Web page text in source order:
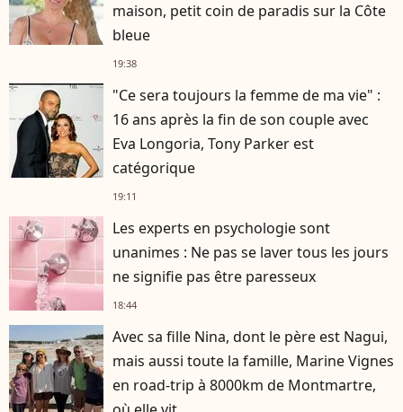
maison, petit coin de paradis sur la Côte
bleue
19:38
"Ce sera toujours la femme de ma vie" :
16 ans après la fin de son couple avec
Eva Longoria, Tony Parker est
catégorique
19:11
Les experts en psychologie sont
unanimes : Ne pas se laver tous les jours
ne signifie pas être paresseux
18:44
Avec sa fille Nina, dont le père est Nagui,
mais aussi toute la famille, Marine Vignes
en road-trip à 8000km de Montmartre,